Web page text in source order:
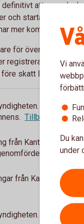
att man ska
och starta ett
mer kompensera
för över
registrerade partner
skatt livet
ut .
I
Tillbaka
från Kantar Medias
i april
från Kantar
Tillbaka
Vi
Du
under